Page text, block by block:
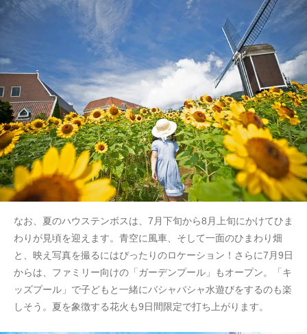
なお、夏のハウステンボスは、7月下旬から8月上旬にかけてひま
わりが見頃を迎えます。青空に風車、そして一面のひまわり畑
と、映え写真を撮るにはぴったりのロケーション！さらに7月9日
からは、ファミリー向けの「ガーデンプール」もオープン。「キ
ッズプール」で子どもと一緒にバシャバシャ水遊びをするのも楽
しそう。夏を象徴する花火も9日間限定で打ち上がります。